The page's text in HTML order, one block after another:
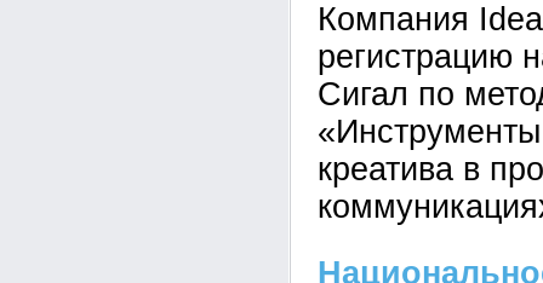
Компания
регистрацию
Сигал по
креатива в